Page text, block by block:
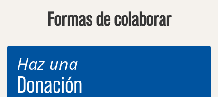
Formas de colaborar
Haz una
Donación